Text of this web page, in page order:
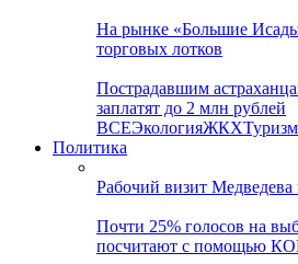
На рынке «Большие
торговых лотков
Пострадавшим
заплатят до 2 млн рублей
ВСЕЭкологияЖКХТуризм
Политика
Рабочий визит
Почти 25% голосов на
посчитают с помощью